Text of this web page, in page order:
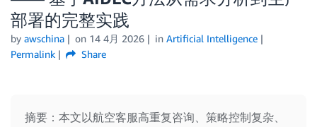
部署的完整实践
by awschina on 14 4月 2026 in Artificial Intelligence
Permalink
Share
摘要：本文以航空客服高重复咨询、策略控制复杂、